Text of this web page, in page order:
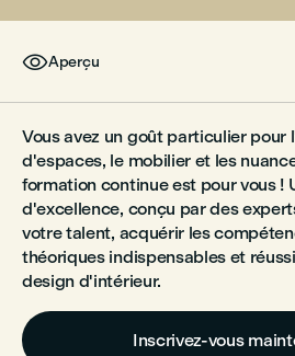
Aperçu
Vous avez un goût particulier pour
d'espaces, le mobilier et les
formation continue est pour vous !
d'excellence, conçu par des
votre talent, acquérir les
théoriques indispensables et
design d'intérieur.
Inscrivez-vous